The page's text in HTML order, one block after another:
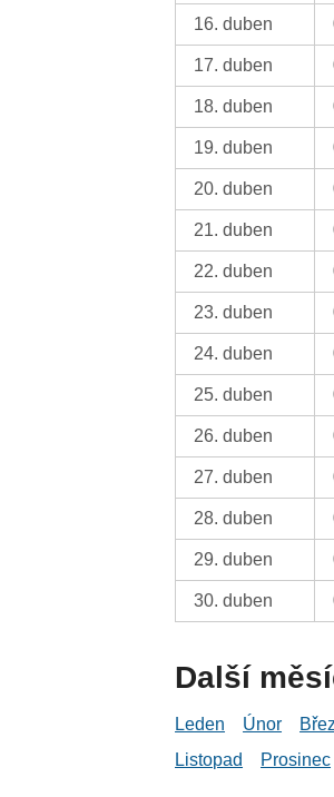
16. duben
17. duben
18. duben
19. duben
20. duben
21. duben
22. duben
23. duben
24. duben
25. duben
26. duben
27. duben
28. duben
29. duben
30. duben
Další
Leden Únor
Listopad
Prosinec